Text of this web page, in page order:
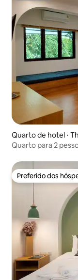
Quarto de hotel ⋅
Quarto para 2
Preferido dos
Preferido dos